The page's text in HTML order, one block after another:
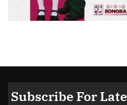
Subscribe For